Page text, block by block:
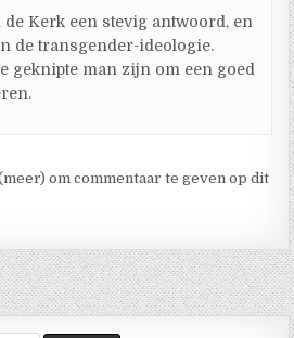
Kerk een stevig antwoord, en
de transgender-ideologie.
geknipte man zijn om een goed
om commentaar te geven op dit